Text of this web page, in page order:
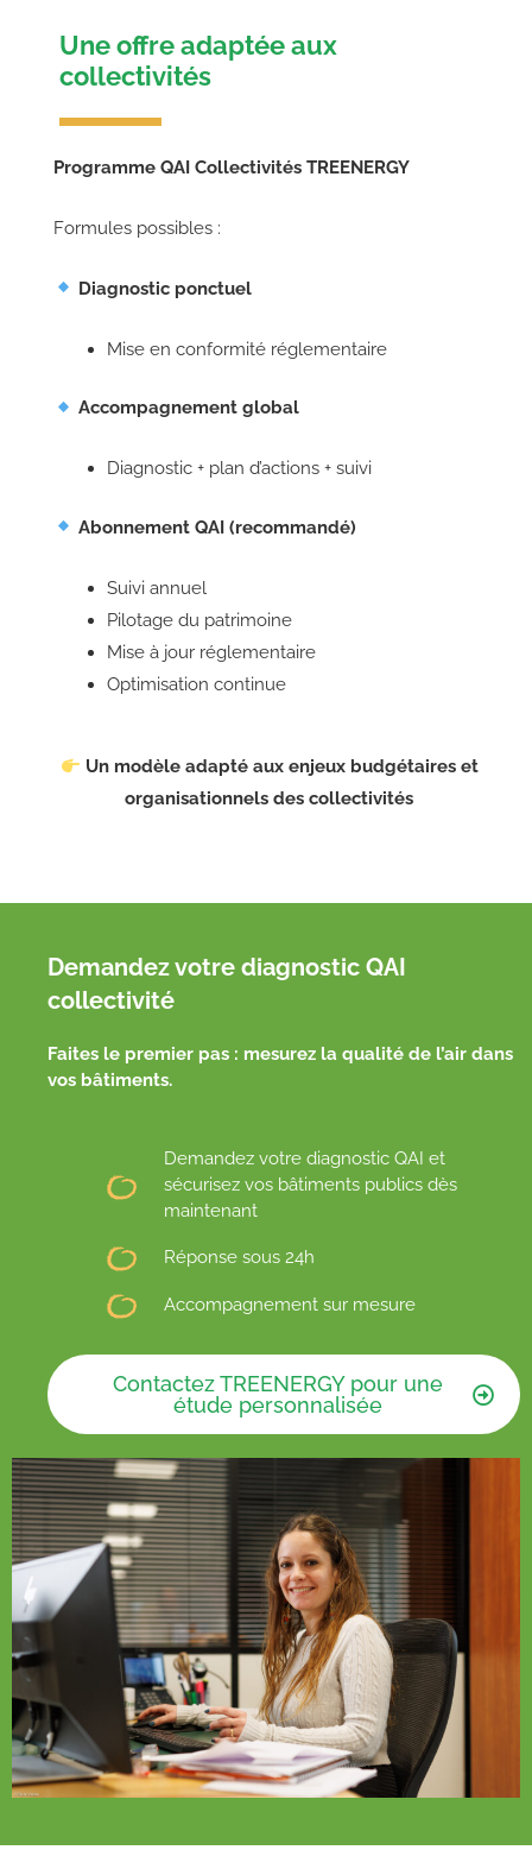
Une offre adaptée aux
collectivités
Programme QAI Collectivités TREENERGY
Formules possibles :
Diagnostic ponctuel
Mise en conformité réglementaire
Accompagnement global
Diagnostic + plan d’actions + suivi
Abonnement QAI (recommandé)
Suivi annuel
Pilotage du patrimoine
Mise à jour réglementaire
Optimisation continue
Un modèle adapté aux enjeux budgétaires et
organisationnels des collectivités
Demandez votre diagnostic QAI
collectivité
Faites le premier pas : mesurez la qualité de l’air dans
vos bâtiments.
Demandez votre diagnostic QAI et
sécurisez vos bâtiments publics dès
maintenant
Réponse sous 24h
Accompagnement sur mesure
Contactez TREENERGY pour une
étude personnalisée